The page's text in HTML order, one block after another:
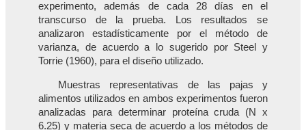
experimento, además de cada 28 días en el
transcurso de la prueba. Los resultados se
analizaron estadísticamente por el método de
varianza, de acuerdo a lo sugerido por Steel y
Torrie (1960), para el diseño utilizado.
Muestras representativas de las pajas y
alimentos utilizados en ambos experimentos fueron
analizadas para determinar proteína cruda (N x
6.25) y materia seca de acuerdo a los métodos de